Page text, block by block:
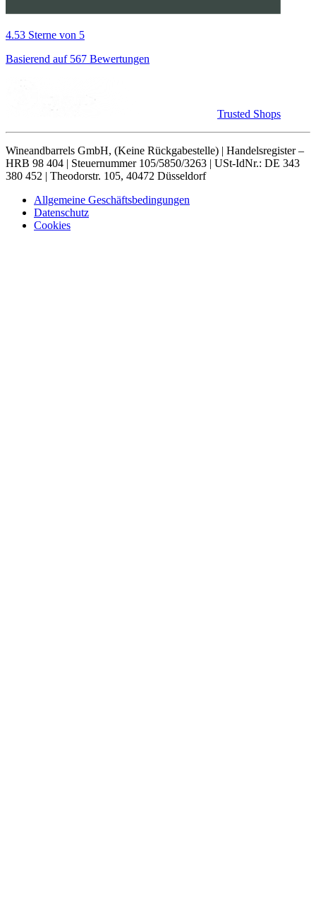
4.53 Sterne von 5
Basierend auf 567 Bewertungen
Trusted Shops
Wineandbarrels GmbH, (Keine Rückgabestelle) | Handelsregister –
HRB 98 404 | Steuernummer 105/5850/3263 | USt-IdNr.: DE 343
380 452 | Theodorstr. 105, 40472 Düsseldorf
Allgemeine Geschäftsbedingungen
Datenschutz
Cookies